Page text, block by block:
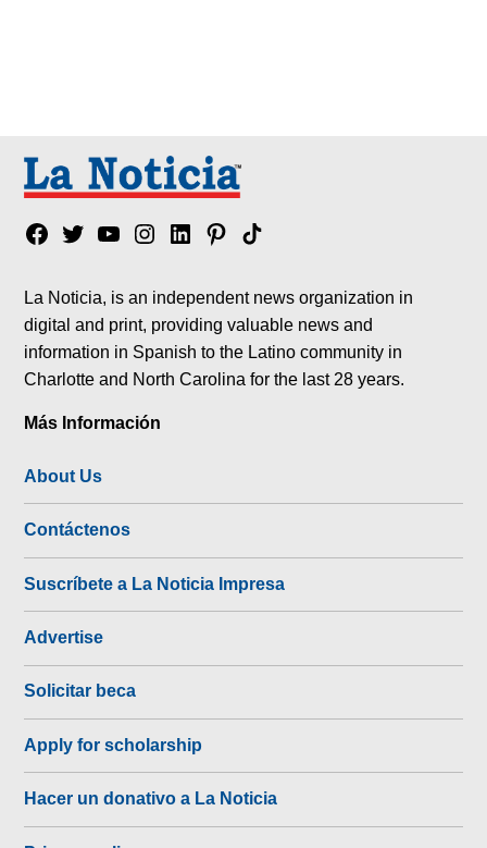
Facebook
TwitterYouTubeInstagram
LinkedinPinterest
Tik
La Noticia, is an independent news organization in
digital and print, providing valuable news and
information in Spanish to the Latino community in
Charlotte and North Carolina for the last 28 years.
Más Información
About Us
Contáctenos
Suscríbete a La Noticia Impresa
Advertise
Solicitar beca
Apply for scholarship
Hacer un donativo a La Noticia